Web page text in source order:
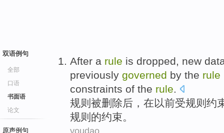
双语例句
全部
口语
书面语
论文
原声例句
After a rule is dropped, new
previously governed by the rule
constraints of the rule.
规则 被删除后 ， 在以前受规则约
规则的约束。
youdao